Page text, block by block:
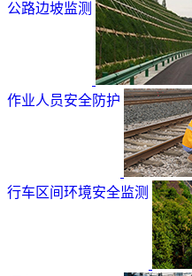
公路边坡监测
作业人员安全防护
行车区间环境安全监测